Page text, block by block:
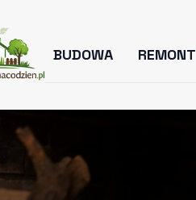
BUDOWA REMONT